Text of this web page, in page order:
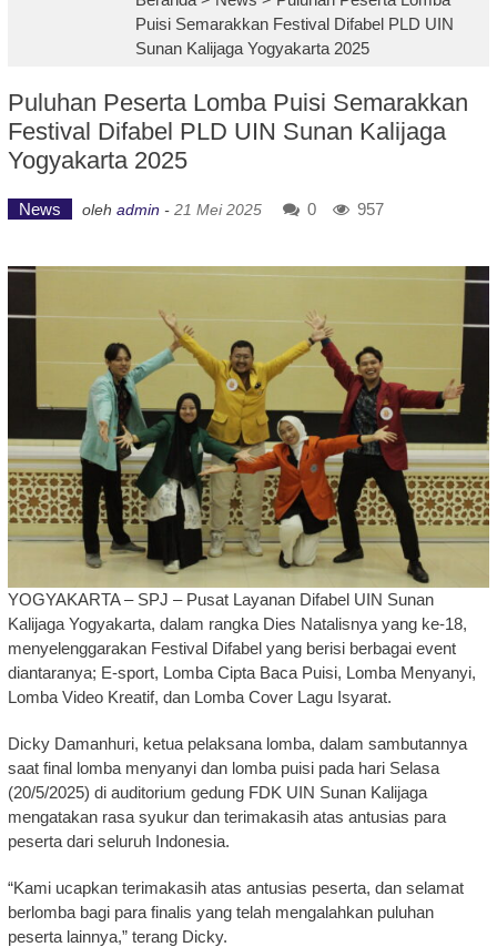
Puisi Semarakkan Festival Difabel PLD UIN
Sunan Kalijaga Yogyakarta 2025
Puluhan Peserta Lomba Puisi Semarakkan
Festival Difabel PLD UIN Sunan Kalijaga
Yogyakarta 2025
News oleh admin - 21 Mei 2025 0 957
YOGYAKARTA – SPJ – Pusat Layanan Difabel UIN Sunan
Kalijaga Yogyakarta, dalam rangka Dies Natalisnya yang ke-18,
menyelenggarakan Festival Difabel yang berisi berbagai event
diantaranya; E-sport, Lomba Cipta Baca Puisi, Lomba Menyanyi,
Lomba Video Kreatif, dan Lomba Cover Lagu Isyarat.
Dicky Damanhuri, ketua pelaksana lomba, dalam sambutannya
saat final lomba menyanyi dan lomba puisi pada hari Selasa
(20/5/2025) di auditorium gedung FDK UIN Sunan Kalijaga
mengatakan rasa syukur dan terimakasih atas antusias para
peserta dari seluruh Indonesia.
“Kami ucapkan terimakasih atas antusias peserta, dan selamat
berlomba bagi para finalis yang telah mengalahkan puluhan
peserta lainnya,” terang Dicky.